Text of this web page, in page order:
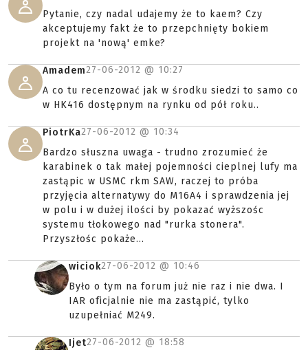
Pytanie, czy nadal udajemy że to kaem? Czy
akceptujemy fakt że to przepchnięty bokiem
projekt na 'nową' emke?
Amadem27-06-2012 @ 10:27
A co tu recenzować jak w środku siedzi to samo co
w HK416 dostępnym na rynku od pół roku..
PiotrKa27-06-2012 @ 10:34
Bardzo słuszna uwaga - trudno zrozumieć że
karabinek o tak małej pojemności cieplnej lufy ma
zastąpic w USMC rkm SAW, raczej to próba
przyjęcia alternatywy do M16A4 i sprawdzenia jej
w polu i w dużej ilości by pokazać wyższośc
systemu tłokowego nad "rurka stonera".
Przyszłośc pokaże...
wiciok27-06-2012 @ 10:46
Było o tym na forum już nie raz i nie dwa. I
IAR oficjalnie nie ma zastąpić, tylko
uzupełniać M249.
Ijet27-06-2012 @ 18:58